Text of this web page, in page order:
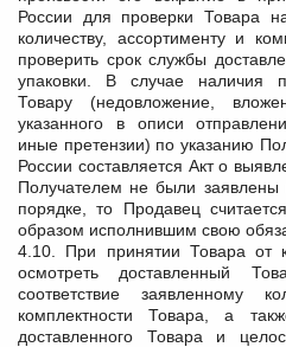
России для проверки Товара
количеству, ассортименту и
проверить срок службы
упаковки. В случае наличия
Товару (недовложение,
указанного в описи
иные претензии) по указанию
России составляется Акт о
Получателем не были заявлены
порядке, то Продавец
образом исполнившим свою
4.10. При принятии Товара от
осмотреть доставленный
соответствие заявленному
комплектности Товара, а
доставленного Товара и